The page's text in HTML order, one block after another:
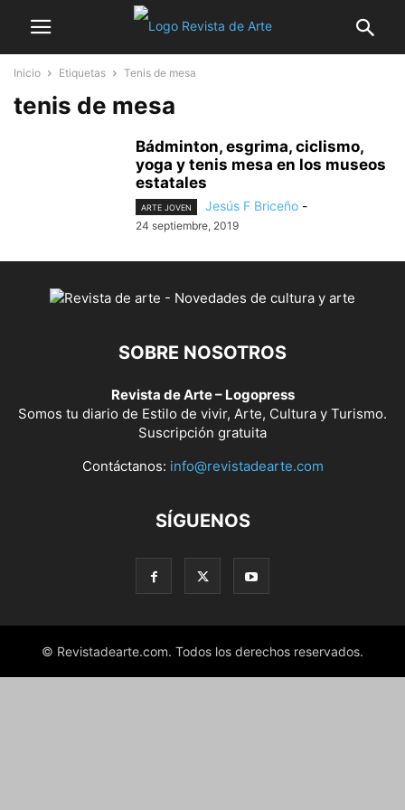
Inicio Etiquetas Tenis de mesa
tenis de mesa
Bádminton, esgrima, ciclismo,
yoga y tenis mesa en los museos
estatales
ARTE JOVEN Jesús F Briceño -
24 septiembre, 2019
SOBRE NOSOTROS
Revista de Arte – Logopress
Somos tu diario de Estilo de vivir, Arte, Cultura y Turismo.
Suscripción gratuita
Contáctanos: info@revistadearte.com
SÍGUENOS
© Revistadearte.com. Todos los derechos reservados.